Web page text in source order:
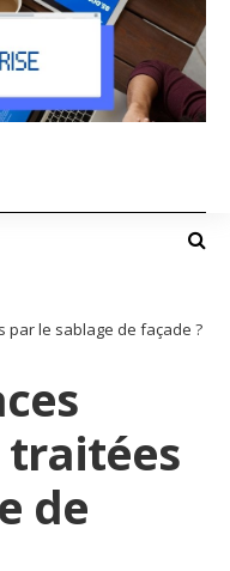
le sablage de façade ?
de